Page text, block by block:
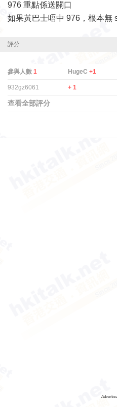
976 重點係送關口
如果黃巴士唔中 976，根本無
評分
參與人數 1 HugeC+1
932gz6061 + 1
查看全部評分